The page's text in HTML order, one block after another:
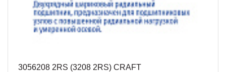
3056208 2RS (3208 2RS) CRAFT